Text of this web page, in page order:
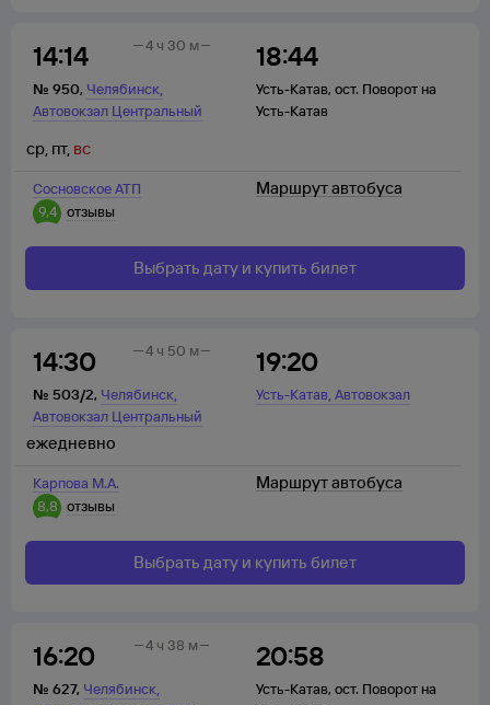
14:14
№ 950, Челябинск,
Автовокзал Центральный
18:44
Усть-Катав, ост. Поворот на
Усть-Катав
4 ч 30 м
Сосновское АТП
9,4 отзывы
ср, пт, вс
Маршрут автобуса
Выбрать дату и купить билет
14:30
№ 503/2, Челябинск,
Автовокзал Центральный
19:20
Усть-Катав,Автовокзал
4 ч 50 м
Карпова М.А.
8,8 отзывы
ежедневно
Маршрут автобуса
Выбрать дату и купить билет
16:20
№ 627, Челябинск,
20:58
Усть-Катав, ост. Поворот на
4 ч 38 м